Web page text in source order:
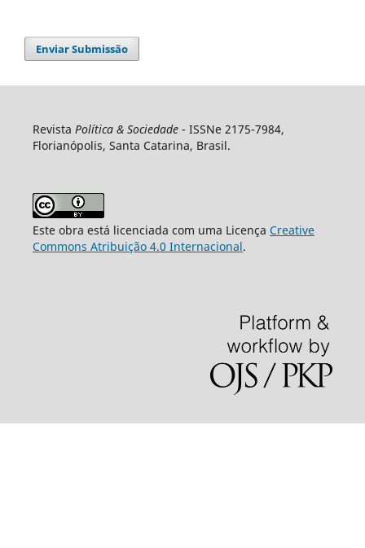
Enviar Submissão
Revista Política & Sociedade- ISSNe 2175-7984,
Florianópolis, Santa Catarina, Brasil.
Este obra está licenciada com uma Licença Creative
Commons Atribuição 4.0 Internacional.